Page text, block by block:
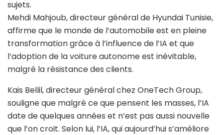
sujets.
Mehdi Mahjoub, directeur général de Hyundai Tunisie,
affirme que le monde de l’automobile est en pleine
transformation grâce à l’influence de l’IA et que
l’adoption de la voiture autonome est inévitable,
malgré la résistance des clients.
Kais Bellil, directeur général chez OneTech Group,
souligne que malgré ce que pensent les masses, l’IA
date de quelques années et n’est pas aussi nouvelle
que l’on croit. Selon lui, l’IA, qui aujourd’hui s’améliore